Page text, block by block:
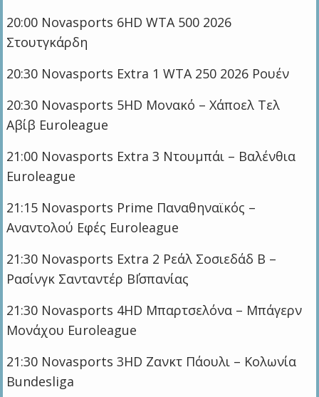
20:00 Novasports 6HD WTA 500 2026
Στουτγκάρδη
20:30 Novasports Extra 1 WTA 250 2026 Ρουέν
20:30 Novasports 5HD Μονακό – Χάποελ Τελ
Αβίβ Euroleague
21:00 Novasports Extra 3 Ντουμπάι – Βαλένθια
Euroleague
21:15 Novasports Prime Παναθηναϊκός –
Αναντολού Εφές Euroleague
21:30 Novasports Extra 2 Ρεάλ Σοσιεδάδ Β –
Ρασίνγκ Σανταντέρ Β΄Ισπανίας
21:30 Novasports 4HD Μπαρτσελόνα – Μπάγερν
Μονάχου Euroleague
21:30 Novasports 3HD Ζανκτ Πάουλι – Κολωνία
Bundesliga